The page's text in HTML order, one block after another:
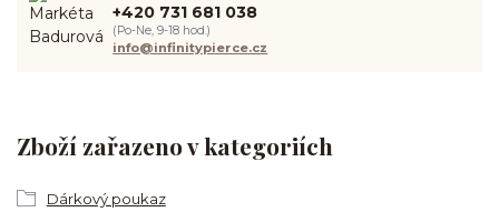
Zboží zařazeno v kategoriích
Dárkový poukaz
+420 731 681 038
(Po-Ne, 9-18 hod.)
info@infinitypierce.cz